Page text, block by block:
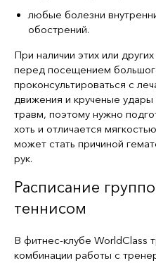
любые болезни
обострений.
При наличии этих или
перед посещением
проконсультироваться с
движения и крученые
травм, поэтому нужно
хоть и отличается
может стать причиной
рук.
Расписание
теннисом
В фитнес-клубе WorldClass
комбинации работы с